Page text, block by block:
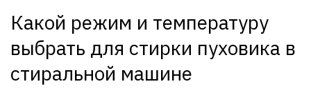
Какой режим и температуру
выбрать для стирки пуховика в
стиральной машине